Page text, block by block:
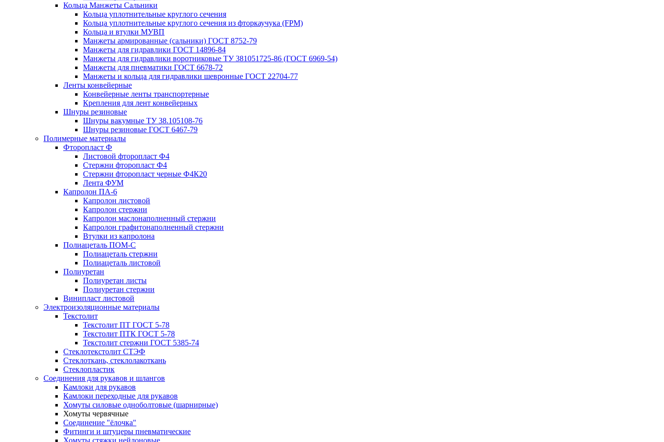
Кольца Манжеты Сальники
Кольца уплотнительные круглого сечения
Кольца уплотнительные круглого сечения из фторкаучука (FPM)
Кольца и втулки МУВП
Манжеты армированные (сальники) ГОСТ 8752-79
Манжеты для гидравлики ГОСТ 14896-84
Манжеты для гидравлики воротниковые ТУ 381051725-86 (ГОСТ 6969-54)
Манжеты для пневматики ГОСТ 6678-72
Манжеты и кольца для гидравлики шевронные ГОСТ 22704-77
Ленты конвейерные
Конвейерные ленты транспортерные
Крепления для лент конвейерных
Шнуры резиновые
Шнуры вакумные ТУ 38.105108-76
Шнуры резиновые ГОСТ 6467-79
Полимерные материалы
Фторопласт Ф
Листовой фторопласт Ф4
Стержни фторопласт Ф4
Стержни фторопласт черные Ф4К20
Лента ФУМ
Капролон ПА-6
Капролон листовой
Капролон стержни
Капролон маслонаполненный стержни
Капролон графитонаполненный стержни
Втулки из капролона
Полиацеталь ПОМ-С
Полиацеталь стержни
Полиацеталь листовой
Полиуретан
Полиуретан листы
Полиуретан стержни
Винипласт листовой
Электроизоляционные материалы
Текстолит
Текстолит ПТ ГОСТ 5-78
Текстолит ПТК ГОСТ 5-78
Текстолит стержни ГОСТ 5385-74
Стеклотекстолит СТЭФ
Стеклоткань, стеклолакоткань
Стеклопластик
Соединения для рукавов и шлангов
Камлоки для рукавов
Камлоки переходные для рукавов
Хомуты силовые одноболтовые (шарнирные)
Хомуты червячные
Соединение "ёлочка"
Фитинги и штуцеры пневматические
Хомуты стяжки нейлоновые